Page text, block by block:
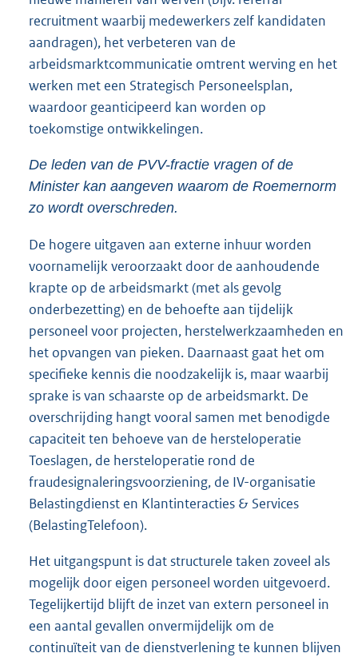
recruitment waarbij medewerkers zelf kandidaten
aandragen), het verbeteren van de
arbeidsmarktcommunicatie omtrent werving en het
werken met een Strategisch Personeelsplan,
waardoor geanticipeerd kan worden op
toekomstige ontwikkelingen.
De leden van de PVV-fractie vragen of de
Minister kan aangeven waarom de Roemernorm
zo wordt overschreden.
De hogere uitgaven aan externe inhuur worden
voornamelĳk veroorzaakt door de aanhoudende
krapte op de arbeidsmarkt (met als gevolg
onderbezetting) en de behoefte aan tĳdelĳk
personeel voor projecten, herstelwerkzaamheden en
het opvangen van pieken. Daarnaast gaat het om
specifieke kennis die noodzakelĳk is, maar waarbij
sprake is van schaarste op de arbeidsmarkt. De
overschrĳding hangt vooral samen met benodigde
capaciteit ten behoeve van de hersteloperatie
Toeslagen, de hersteloperatie rond de
fraudesignaleringsvoorziening, de IV-organisatie
Belastingdienst en Klantinteracties & Services
(BelastingTelefoon).
Het uitgangspunt is dat structurele taken zoveel als
mogelijk door eigen personeel worden uitgevoerd.
Tegelijkertijd blijft de inzet van extern personeel in
een aantal gevallen onvermijdelijk om de
continuïteit van de dienstverlening te kunnen blijven